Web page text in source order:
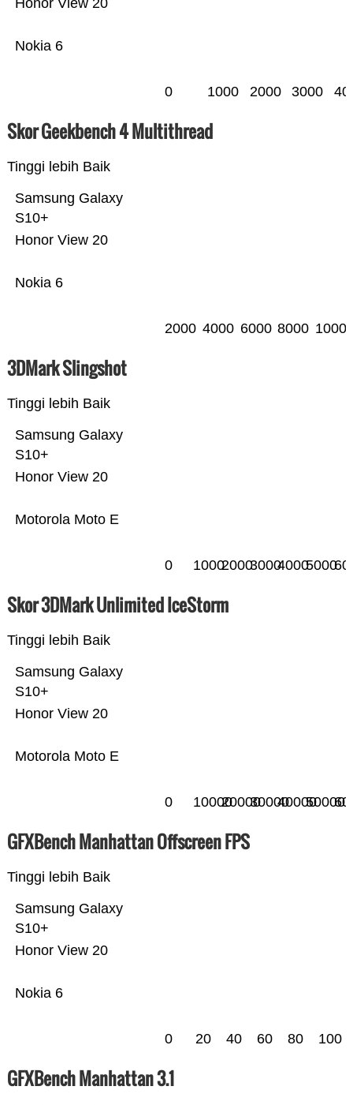
Nokia 6
Honor View 20
0 1000 2000 3000
Skor Geekbench 4 Multithread
Tinggi lebih Baik
Nokia 6
Honor View 20
Samsung Galaxy
S10+
2000 4000 6000 8000
3DMark Slingshot
Tinggi lebih Baik
Motorola Moto E
Honor View 20
Samsung Galaxy
S10+
0 10002000300040005000
Skor 3DMark Unlimited IceStorm
Tinggi lebih Baik
Motorola Moto E
Honor View 20
Samsung Galaxy
S10+
0 1000020000300004000050000
GFXBench Manhattan Offscreen FPS
Tinggi lebih Baik
Nokia 6
Honor View 20
Samsung Galaxy
S10+
0 20 40 60 80 100
GFXBench Manhattan 3.1